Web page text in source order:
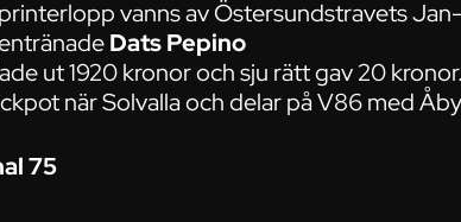
vanns av Östersundstravets
Dats Pepino
ut 1920 kronor och sju rätt gav 20
när Solvalla och delar på V86 med
75